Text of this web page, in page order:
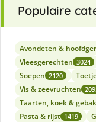
Populaire
Avondeten &
Vleesgerechten 3024
Soepen 2120
Vis & zeevruchten
Taarten, koek & gebak
Pasta & rijst 1419